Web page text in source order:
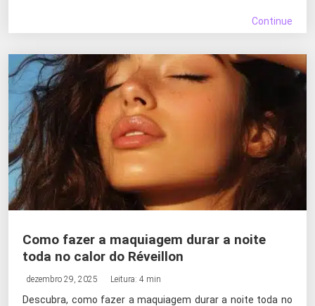
Continue
Como fazer a maquiagem durar a noite
toda no calor do Réveillon
dezembro 29, 2025 Leitura: 4 min
Descubra, como fazer a maquiagem durar a noite toda no